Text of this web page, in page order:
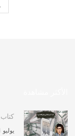
يوليو 31, 2026